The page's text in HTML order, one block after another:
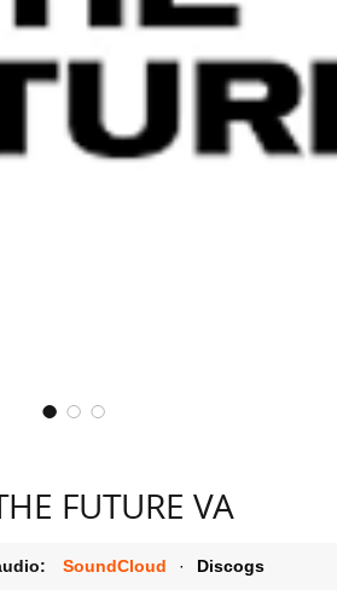
FUTURE VA
SoundCloud · Discogs